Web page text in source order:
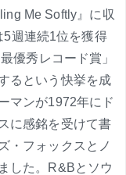
Me Softly』に収
週連続1位を獲得
優秀レコード賞」
るという快挙を成
マンが1972年にド
に感銘を受けて書
・フォックスとノ
した。R&Bとソウ